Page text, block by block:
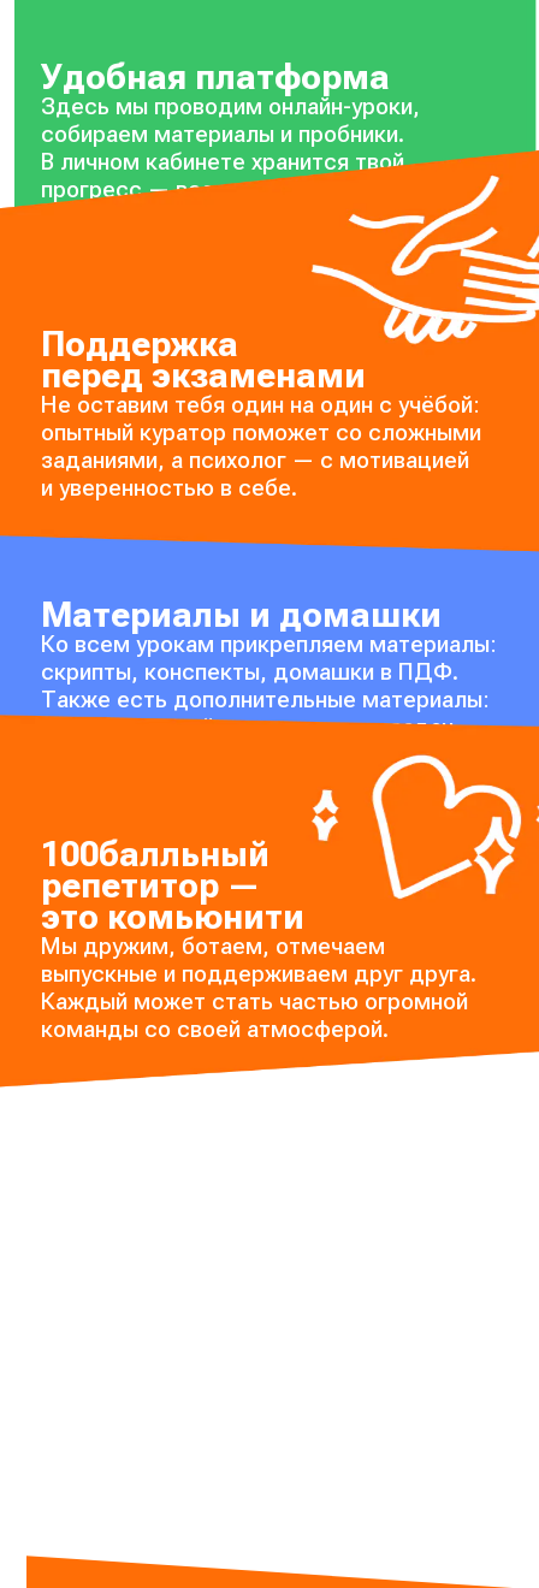
Удобная платформа
Здесь мы проводим онлайн-уроки,
собираем материалы и пробники.
В личном кабинете хранится твой
прогресс — всегда можно посмотреть,
Поддержка
перед экзаменами
Не оставим тебя один на один с учёбой:
опытный куратор поможет со сложными
заданиями, а психолог — с мотивацией
и уверенностью в себе.
Материалы и домашки
Ко всем урокам прикрепляем материалы:
скрипты, конспекты, домашки в ПДФ.
Также есть дополнительные материалы:
шпаргалки и гайды по решению задач.
100балльный
репетитор —
это комьюнити
Мы дружим, ботаем, отмечаем
выпускные и поддерживаем друг друга.
Каждый может стать частью огромной
команды со своей атмосферой.